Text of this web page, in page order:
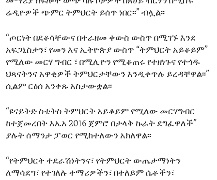
ሬዲዮዎች ጭምር ትምህርት ይሰጥ ነበር፡፡” ብሏል፡፡
“ጦርነት በደቆሳቸውና በተራዘመ ቀውስ ውስጥ በሚገኙ እንደ
አፍጋኒስታን፣ የመን እና ኢትዮጵያ ውስጥ “ትምህርት አይቆይም”
የሚለው መርሃ ግብር ፣ በሚሊዮን የሚቆጠሩ የተዘነጉና የተጎዱ
ህጻናትንና አዋቂዎች ትምህርታቸውን እንዲቀጥሉ ይረዳቸዋል፡፡”
ሲልም ርዕሰ አንቀጹ አስታውቋል፡፡
“ዩናይትድ ስቴትስ ትምህርት አይቆይም የሚለው መርሃግብር
ከተጀመረበት እኤአ 2016 ጀምሮ በታላቅ ኩራት ደግፈዋለች”
ያሉት ሰማንታ ፓወር የሚከተለውን አክለዋል፡፡
“የትምህርት ተደራሽነትንና፣ የትምህርት ውጤታማነትን
ለማሳደግ፣ የተገለሉ ተማሪዎችን፣ በተለይም ሴቶችን፣